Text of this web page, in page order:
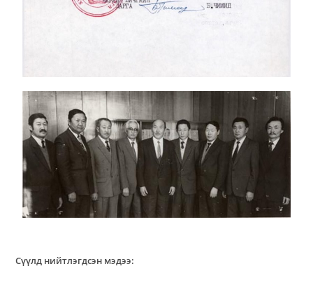
Сүүлд нийтлэгдсэн мэдээ: